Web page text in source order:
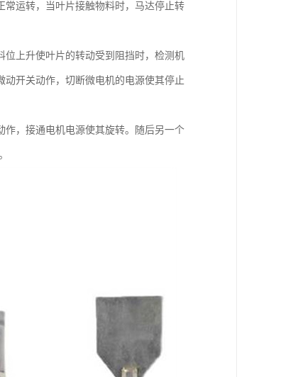
常运转，当叶片接触物料时，马达停止转
位上升使叶片的转动受到阻挡时，检测机
开关动作，切断微电机的电源使其停止
作，接通电机电源使其旋转。随后另一个